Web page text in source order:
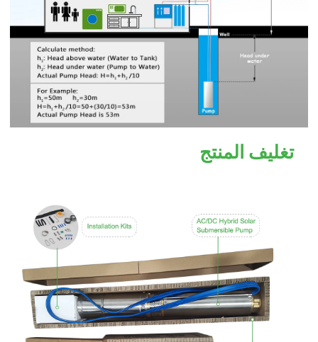
تغليف المنتج